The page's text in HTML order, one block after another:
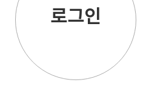
로그인